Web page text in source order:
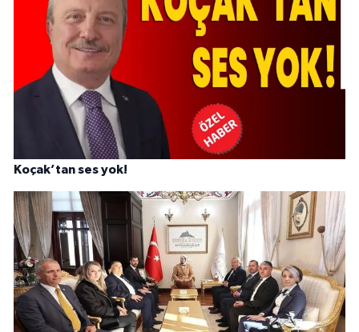
Koçak’tan ses yok!